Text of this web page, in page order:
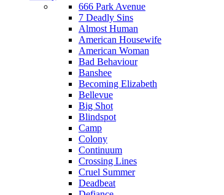
666 Park Avenue
7 Deadly Sins
Almost Human
American Housewife
American Woman
Bad Behaviour
Banshee
Becoming Elizabeth
Bellevue
Big Shot
Blindspot
Camp
Colony
Continuum
Crossing Lines
Cruel Summer
Deadbeat